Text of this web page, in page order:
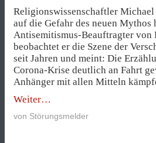
Religionswissenschaftler Michael
auf die Gefahr des neuen Mythos
Antisemitismus-Beauftragter von
beobachtet er die Szene der
seit Jahren und meint: Die
Corona-Krise deutlich an Fahrt
Anhänger mit allen Mitteln
Weiter„„Ich
befürchte,
dass
von Störungsmelder